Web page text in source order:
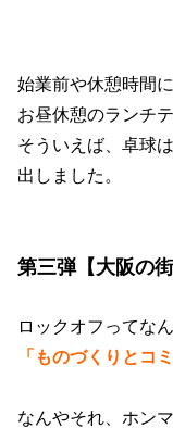
始業前や休憩時間
お昼休憩のランチ
そういえば、卓球
出しました。
第三弾【大阪の
ロックオフってな
「ものづくりとコ
なんやそれ、ホン